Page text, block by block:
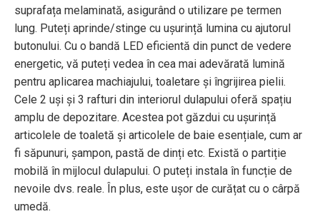
suprafața melaminată, asigurând o utilizare pe termen
lung. Puteți aprinde/stinge cu ușurință lumina cu ajutorul
butonului. Cu o bandă LED eficientă din punct de vedere
energetic, vă puteți vedea în cea mai adevărată lumină
pentru aplicarea machiajului, toaletare și îngrijirea pielii.
Cele 2 uși și 3 rafturi din interiorul dulapului oferă spațiu
amplu de depozitare. Acestea pot găzdui cu ușurință
articolele de toaletă și articolele de baie esențiale, cum ar
fi săpunuri, șampon, pastă de dinți etc. Există o partiție
mobilă în mijlocul dulapului. O puteți instala în funcție de
nevoile dvs. reale. În plus, este ușor de curățat cu o cârpă
umedă.